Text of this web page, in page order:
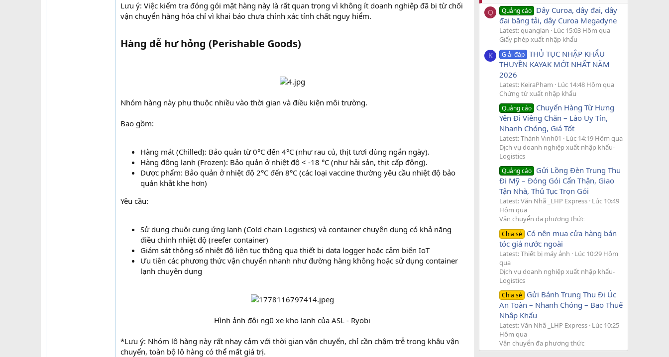
Lưu ý: Việc kiểm tra đóng gói mặt hàng này là rất quan trọng vì không ít doanh nghiệp đã bị từ chối
vận chuyển hàng hóa chỉ vì khai báo chưa chính xác tính chất nguy hiểm.
Hàng dễ hư hỏng (Perishable Goods)​
Nhóm hàng này phụ thuộc nhiều vào thời gian và điều kiện môi trường.
Bao gồm:
Hàng mát (Chilled): Bảo quản từ 0°C đến 4°C (như rau củ, thịt tươi dùng ngắn ngày).
Hàng đông lạnh (Frozen): Bảo quản ở nhiệt độ < -18 °C (như hải sản, thịt cấp đông).
Dược phẩm: Bảo quản ở nhiệt độ 2°C đến 8°C (các loại vaccine thường yêu cầu nhiệt độ bảo
quản khắt khe hơn)
Yêu cầu:
Sử dụng chuỗi cung ứng lạnh (Cold chain Logistics) và container chuyên dụng có khả năng
điều chỉnh nhiệt độ (reefer container)
Giám sát thông số nhiệt độ liên tục thông qua thiết bị data logger hoặc cảm biến IoT
Ưu tiên các phương thức vận chuyển nhanh như đường hàng không hoặc sử dụng container
lạnh chuyên dụng
Hình ảnh đội ngũ xe kho lạnh của ASL - Ryobi​
*Lưu ý: Nhóm lô hàng này rất nhạy cảm với thời gian vận chuyển, chỉ cần chậm trễ trong khâu vận
chuyển, toàn bộ lô hàng có thể mất giá trị.
Q Quảng cáo Dây Curoa, dây đai, dây
đai băng tải, dây Curoa Megadyne
Latest: quanglan
Lúc 15:03 Hôm qua
Giấy phép xuất nhập khẩu
K Giải đáp THỦ TỤC NHẬP KHẨU
THUYỀN KAYAK MỚI NHẤT NĂM
2026
Latest: KeiraPham
Lúc 14:48 Hôm qua
Chứng từ xuất nhập khẩu
Quảng cáo Chuyển Hàng Từ Hưng
Yên Đi Viêng Chăn – Lào Uy Tín,
Nhanh Chóng, Giá Tốt
Latest: Thành Vinh01
Lúc 14:19 Hôm qua
Dịch vụ doanh nghiệp xuất nhập khẩu-
Logistics
Quảng cáo Gửi Lồng Đèn Trung Thu
Đi Mỹ – Đóng Gói Cẩn Thận, Giao
Tận Nhà, Thủ Tục Trọn Gói
Latest: Văn Nhã _LHP Express Lúc 10:49
Hôm qua
Vận chuyển đa phương thức
Chia sẻ Có nên mua cửa hàng bán
tóc giả nước ngoài
Latest: Thiết bị máy ảnh
Lúc 10:29 Hôm
qua
Dịch vụ doanh nghiệp xuất nhập khẩu-
Logistics
Chia sẻ Gửi Bánh Trung Thu Đi Úc
An Toàn – Nhanh Chóng – Bao Thuế
Nhập Khẩu
Latest: Văn Nhã _LHP Express Lúc 10:25
Hôm qua
Vận chuyển đa phương thức